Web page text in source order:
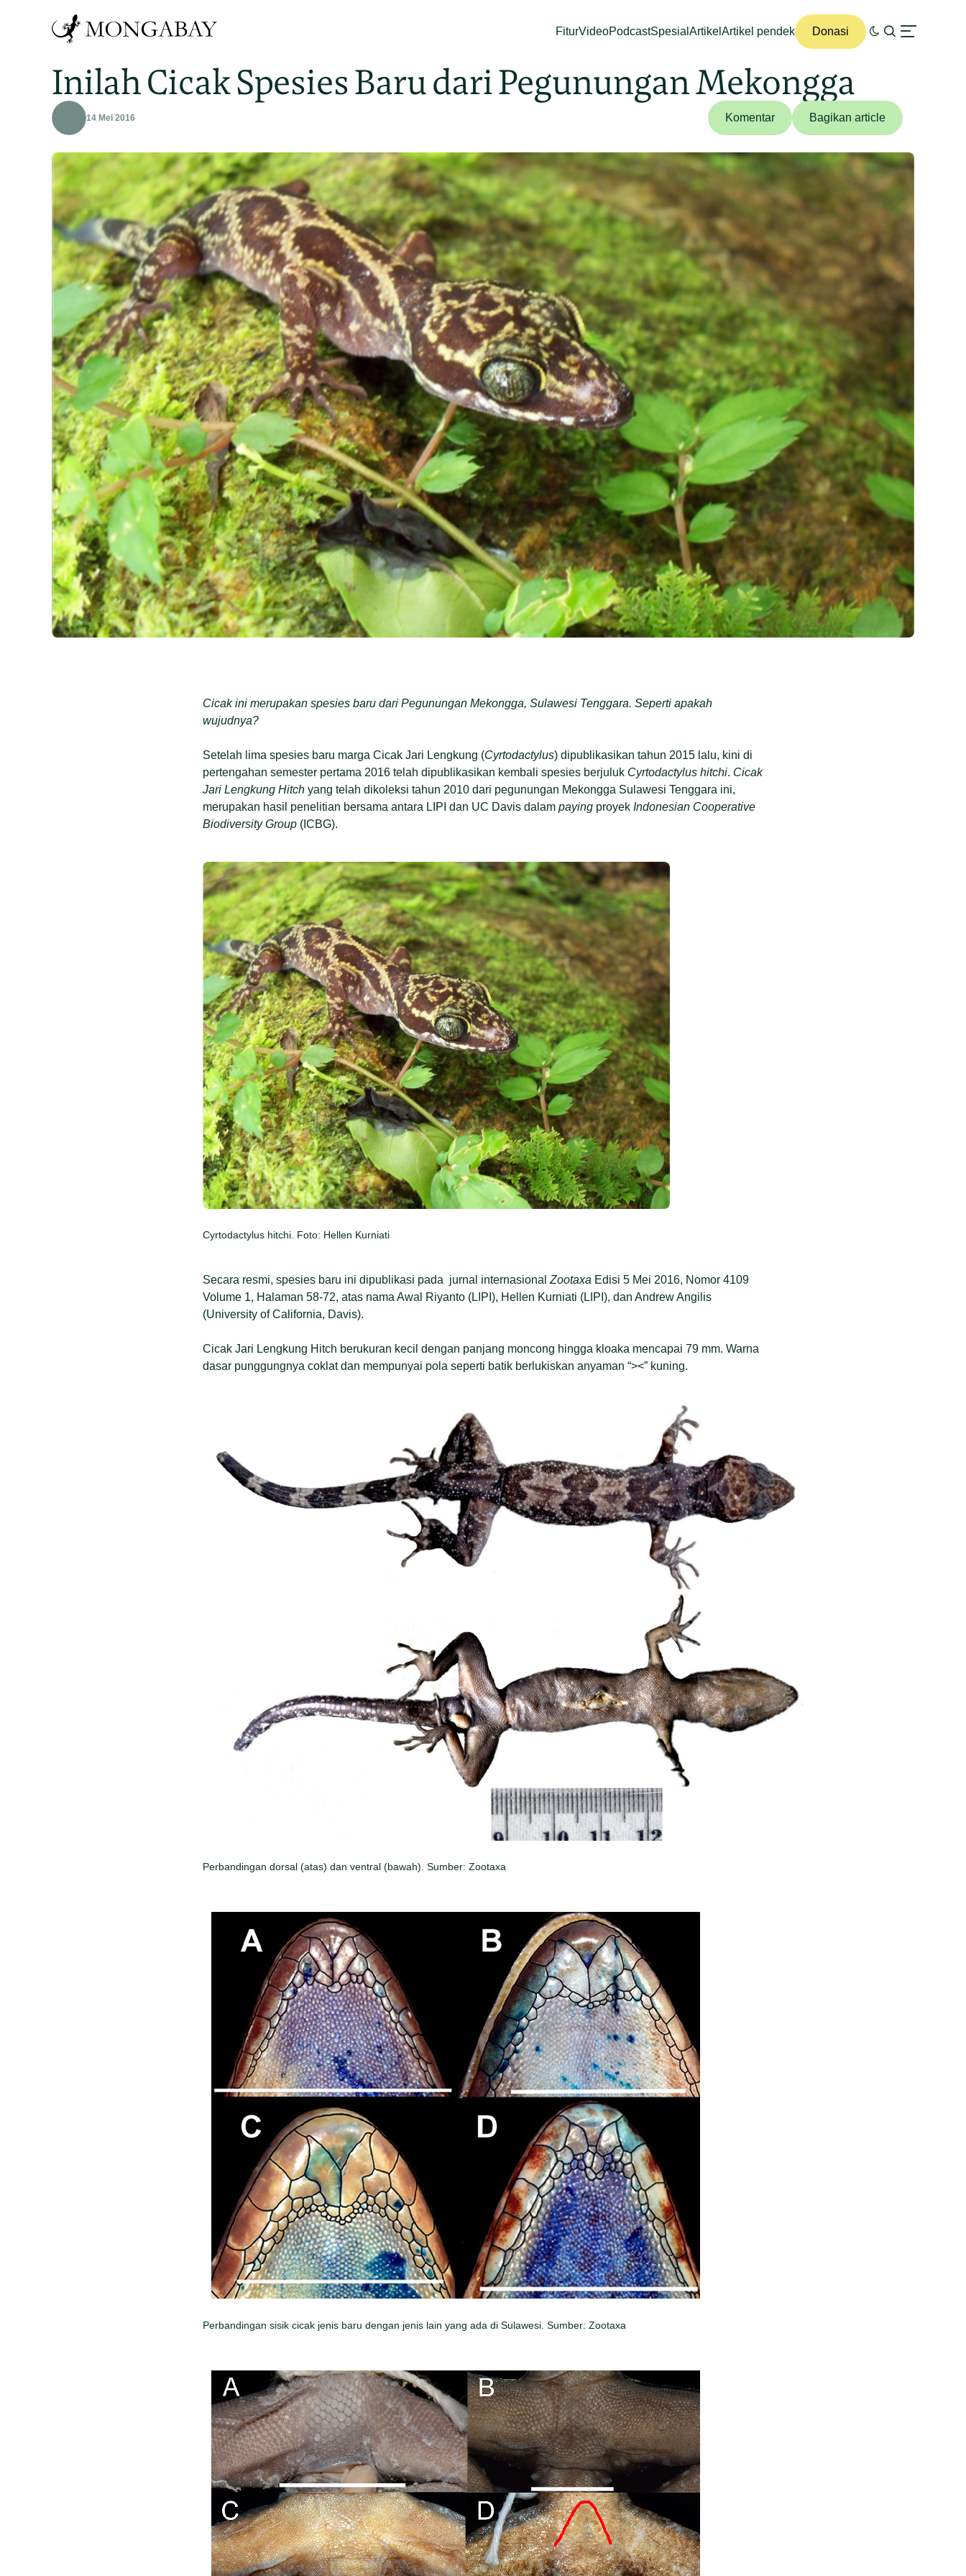
FiturVideoPodcastSpesial Artikel Artikel pendek Donasi
Inilah Cicak Spesies Baru dari Pegunungan Mekongga
14 Mei 2016 Komentar Bagikan article
Cicak ini merupakan spesies baru dari Pegunungan Mekongga, Sulawesi Tenggara. Seperti apakah
wujudnya?
Setelah lima spesies baru marga Cicak Jari Lengkung (Cyrtodactylus) dipublikasikan tahun 2015 lalu, kini di
pertengahan semester pertama 2016 telah dipublikasikan kembali spesies berjuluk Cyrtodactylus hitchi. Cicak
Jari Lengkung Hitch yang telah dikoleksi tahun 2010 dari pegunungan Mekongga Sulawesi Tenggara ini,
merupakan hasil penelitian bersama antara LIPI dan UC Davis dalam paying proyek Indonesian Cooperative
Biodiversity Group (ICBG).
Cyrtodactylus hitchi. Foto: Hellen Kurniati
Secara resmi, spesies baru ini dipublikasi pada jurnal internasional Zootaxa Edisi 5 Mei 2016, Nomor 4109
Volume 1, Halaman 58-72, atas nama Awal Riyanto (LIPI), Hellen Kurniati (LIPI), dan Andrew Angilis
(University of California, Davis).
Cicak Jari Lengkung Hitch berukuran kecil dengan panjang moncong hingga kloaka mencapai 79 mm. Warna
dasar punggungnya coklat dan mempunyai pola seperti batik berlukiskan anyaman “><” kuning.
Perbandingan dorsal (atas) dan ventral (bawah). Sumber: Zootaxa
Perbandingan sisik cicak jenis baru dengan jenis lain yang ada di Sulawesi. Sumber: Zootaxa